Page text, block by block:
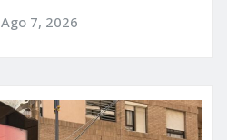
Ago 7, 2026